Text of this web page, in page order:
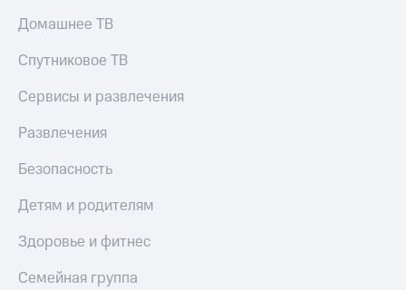
Домашнее ТВ
Спутниковое ТВ
Сервисы и развлечения
Развлечения
Безопасность
Детям и родителям
Здоровье и фитнес
Семейная группа